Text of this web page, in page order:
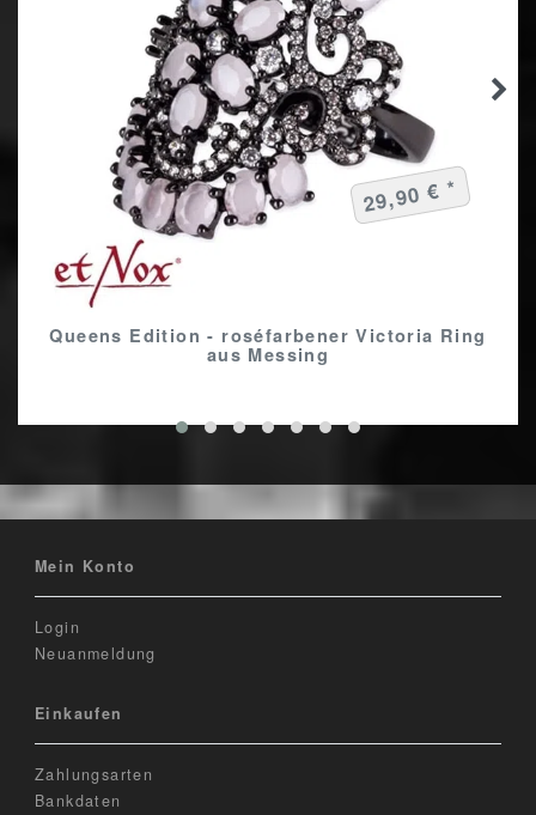
Queens Edition - roséfarbener Victoria Ring
aus Messing
29,90 € *
Mein Konto
Login
Neuanmeldung
Einkaufen
Zahlungsarten
Bankdaten